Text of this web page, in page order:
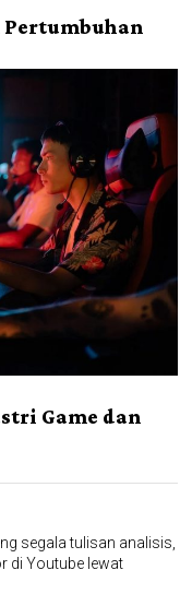
Pertumbuhan
Game dan
segala tulisan analisis,
di Youtube lewat